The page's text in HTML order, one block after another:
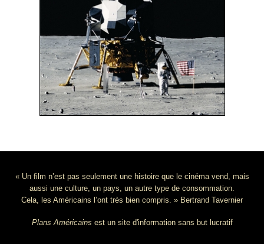
« Un film n’est pas seulement une histoire que le cinéma vend, mais
aussi une culture, un pays, un autre type de consommation.
Cela, les Américains l’ont très bien compris. » Bertrand Tavernier
Plans Américains est un site d'information sans but lucratif